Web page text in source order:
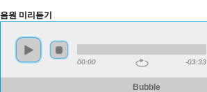
음원 미리듣기
00:00 -03:33
Bubble